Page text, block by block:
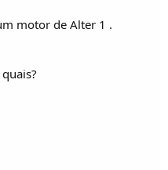
motor de Alter 1 .